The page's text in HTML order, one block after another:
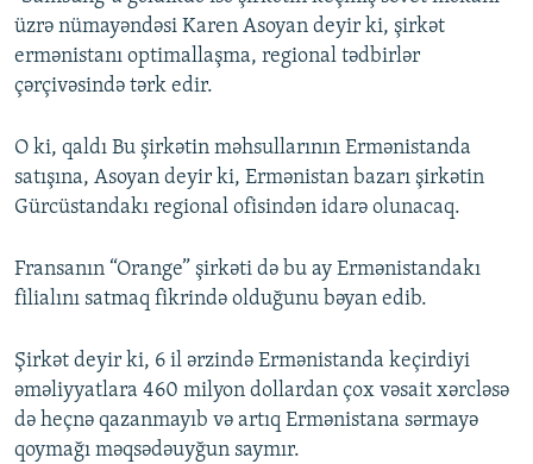
üzrə nümayəndəsi Karen Asoyan deyir ki, şirkət
ermənistanı optimallaşma, regional tədbirlər
çərçivəsində tərk edir.
O ki, qaldı Bu şirkətin məhsullarının Ermənistanda
satışına, Asoyan deyir ki, Ermənistan bazarı şirkətin
Gürcüstandakı regional ofisindən idarə olunacaq.
Fransanın “Orange” şirkəti də bu ay Ermənistandakı
filialını satmaq fikrində olduğunu bəyan edib.
Şirkət deyir ki, 6 il ərzində Ermənistanda keçirdiyi
əməliyyatlara 460 milyon dollardan çox vəsait xərcləsə
də heçnə qazanmayıb və artıq Ermənistana sərmayə
qoymağı məqsədəuyğun saymır.